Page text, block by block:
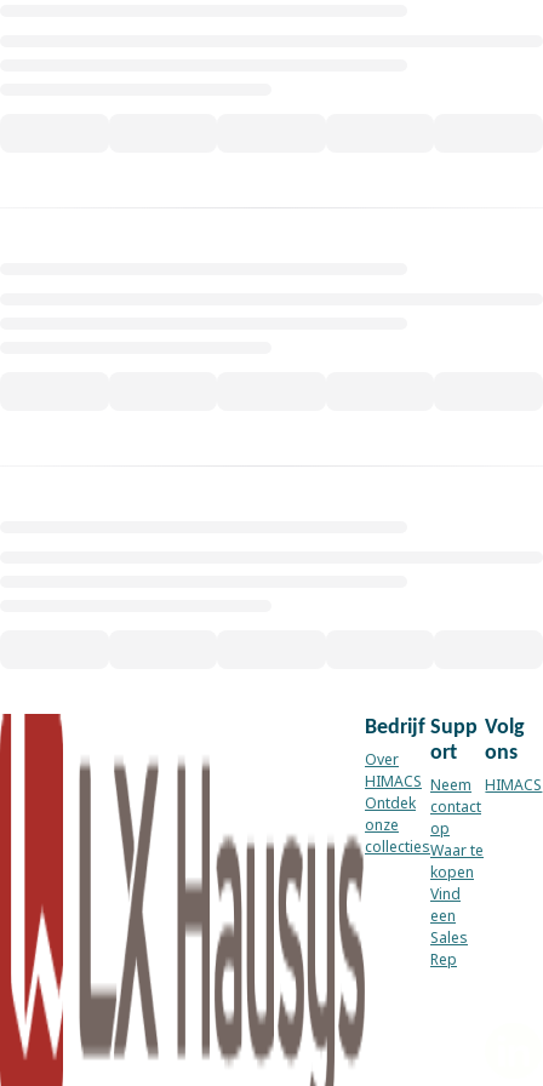
Bedrijf
Over
HIMACS
Ontdek
onze
collecties
Supp
ort
Neem
contact
op
Waar te
kopen
Vind
een
Sales
Rep
Volg
ons
HIMACS